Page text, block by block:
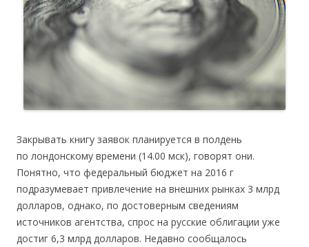
Закрывать книгу заявок планируется в полдень
по лондонскому времени (14.00 мск), говорят они.
Понятно, что федеральный бюджет на 2016 г
подразумевает привлечение на внешних рынках 3 млрд
долларов, однако, по достоверным сведениям
источников агентства, спрос на русские облигации уже
достиг 6,3 млрд долларов. Недавно сообщалось